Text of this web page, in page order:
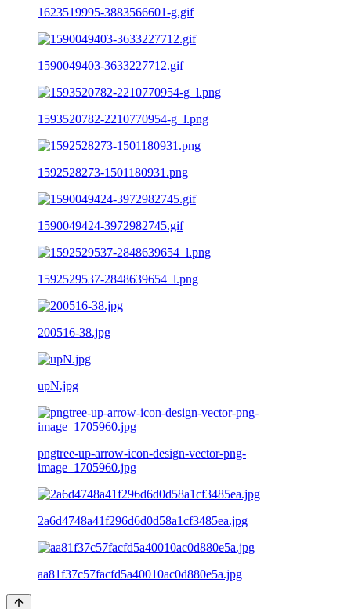
1623519995-3883566601-g.gif
1590049403-3633227712.gif
1593520782-2210770954-g_l.png
1592528273-1501180931.png
1590049424-3972982745.gif
1592529537-2848639654_l.png
200516-38.jpg
upN.jpg
pngtree-up-arrow-icon-design-vector-png-
image_1705960.jpg
2a6d4748a41f296d6d0d58a1cf3485ea.jpg
aa81f37c57facfd5a40010ac0d880e5a.jpg